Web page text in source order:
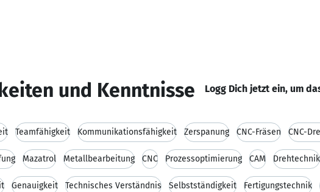
und Kenntnisse Logg Dich jetzt ein, um
Teamfähigkeit Kommunikationsfähigkeit Zerspanung CNC-Fräsen CNC-
Mazatrol Metallbearbeitung CNC Prozessoptimierung CAM Drehtechnik
Genauigkeit Technisches Verständnis Selbstständigkeit Fertigungstechnik